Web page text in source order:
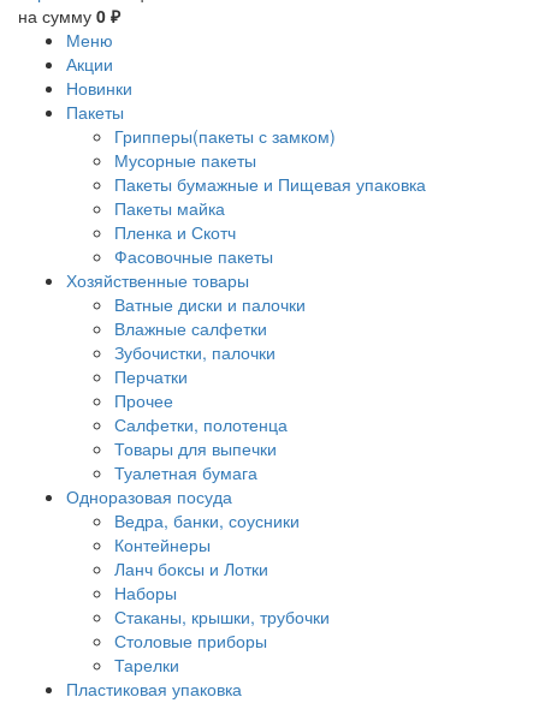
на сумму 0 ₽
Меню
Акции
Новинки
Пакеты
Грипперы(пакеты с замком)
Мусорные пакеты
Пакеты бумажные и Пищевая упаковка
Пакеты майка
Пленка и Скотч
Фасовочные пакеты
Хозяйственные товары
Ватные диски и палочки
Влажные салфетки
Зубочистки, палочки
Перчатки
Прочее
Салфетки, полотенца
Товары для выпечки
Туалетная бумага
Одноразовая посуда
Ведра, банки, соусники
Контейнеры
Ланч боксы и Лотки
Наборы
Стаканы, крышки, трубочки
Столовые приборы
Тарелки
Пластиковая упаковка